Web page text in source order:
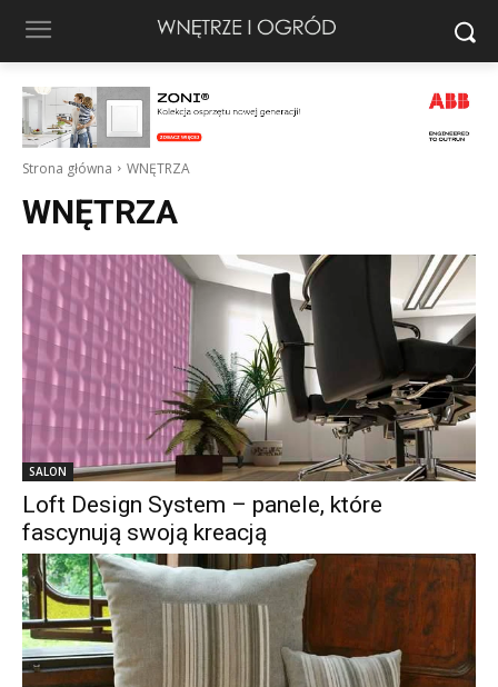
Strona główna WNĘTRZA
WNĘTRZA
SALON
Loft Design System – panele, które
fascynują swoją kreacją